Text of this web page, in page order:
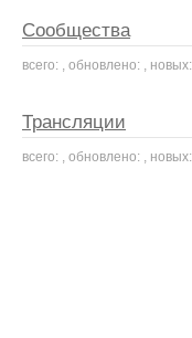
Сообщества
всего: , обновлено: , новых:
Трансляции
всего: , обновлено: , новых: